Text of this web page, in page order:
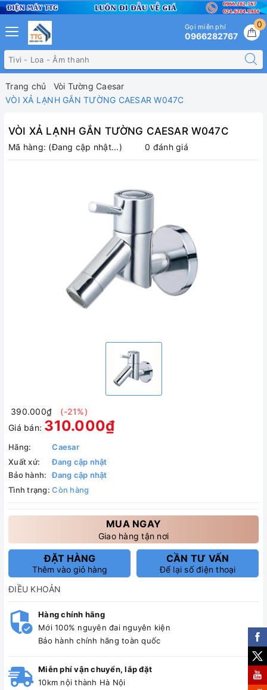
0
Gọi miễn phí
0966282767
Trang chủ
Vòi Tường Caesar
VÒI XẢ LẠNH GẮN TƯỜNG CAESAR W047C
VÒI XẢ LẠNH GẮN TƯỜNG CAESAR W047C
Mã hàng: (Đang cập nhật...) 0 đánh giá
390.000₫
(-21%)
Giá bán: 310.000₫
Hãng:
Caesar
Xuất xứ:
Đang cập nhật
Bảo hành:
Đang cập nhật
Tình trạng: Còn hàng
MUA NGAY
Giao hàng tận nơi
ĐẶT HÀNG
Thêm vào giỏ hàng
CẦN TƯ VẤN
Để lại số điện thoại
ĐIỀU KHOẢN
Hàng chính hãng
Mới 100% nguyên đai nguyên kiện
Bảo hành chính hãng toàn quốc
Miễn phí vận chuyển, lắp đặt
10km nội thành Hà Nội